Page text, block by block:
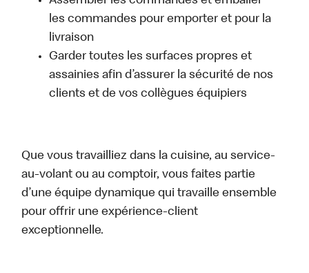
les commandes pour emporter et pour la
livraison
Garder toutes les surfaces propres et
assainies afin d’assurer la sécurité de nos
clients et de vos collègues équipiers
Que vous travailliez dans la cuisine, au service-
au-volant ou au comptoir, vous faites partie
d’une équipe dynamique qui travaille ensemble
pour offrir une expérience-client
exceptionnelle.